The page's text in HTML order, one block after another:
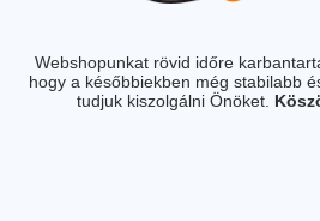
Webshopunkat rövid időre
hogy a későbbiekben még stabilabb
tudjuk kiszolgálni Önöket.